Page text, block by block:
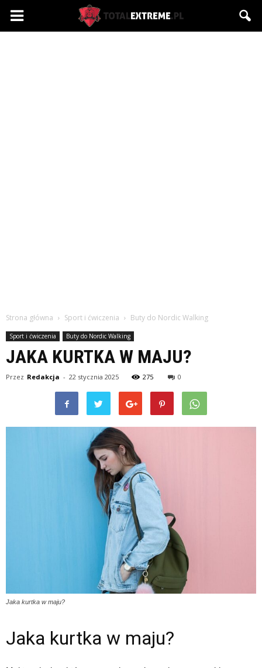
Totalextreme.pl
Strona główna Sport i ćwiczenia Buty do Nordic Walking
Sport i ćwiczenia Buty do Nordic Walking
JAKA KURTKA W MAJU?
Przez Redakcja - 22 stycznia 2025 275 0
Jaka kurtka w maju?
Jaka kurtka w maju?